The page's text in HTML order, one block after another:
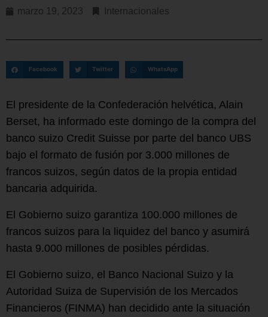
marzo 19, 2023 Internacionales
Facebook Twitter WhatsApp
El presidente de la Confederación helvética, Alain
Berset, ha informado este domingo de la compra del
banco suizo Credit Suisse por parte del banco UBS
bajo el formato de fusión por 3.000 millones de
francos suizos, según datos de la propia entidad
bancaria adquirida.
El Gobierno suizo garantiza 100.000 millones de
francos suizos para la liquidez del banco y asumirá
hasta 9.000 millones de posibles pérdidas.
El Gobierno suizo, el Banco Nacional Suizo y la
Autoridad Suiza de Supervisión de los Mercados
Financieros (FINMA) han decidido ante la situación